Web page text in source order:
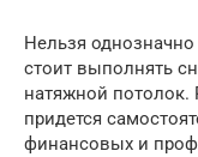
Нельзя однозначно
стоит выполнять
натяжной
придется
финансовых и